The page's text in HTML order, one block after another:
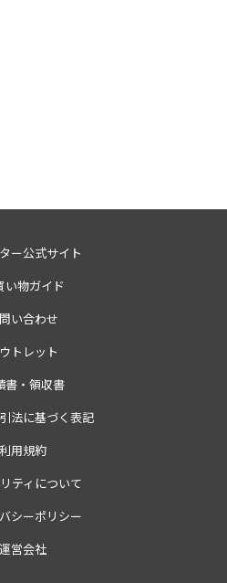
ー公式サイト
い物ガイド
い合わせ
トレット
書・領収書
法に基づく表記
利用規約
ティについて
シーポリシー
運営会社